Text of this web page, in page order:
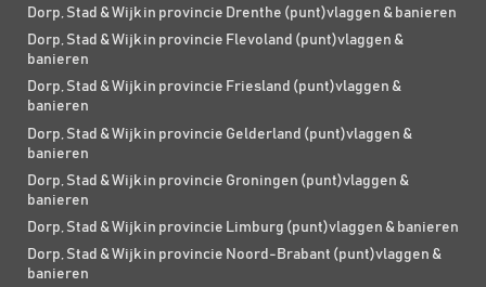
Dorp, Stad & Wijk in provincie Drenthe (punt)vlaggen & banieren
Dorp, Stad & Wijk in provincie Flevoland (punt)vlaggen &
banieren
Dorp, Stad & Wijk in provincie Friesland (punt)vlaggen &
banieren
Dorp, Stad & Wijk in provincie Gelderland (punt)vlaggen &
banieren
Dorp, Stad & Wijk in provincie Groningen (punt)vlaggen &
banieren
Dorp, Stad & Wijk in provincie Limburg (punt)vlaggen & banieren
Dorp, Stad & Wijk in provincie Noord-Brabant (punt)vlaggen &
banieren